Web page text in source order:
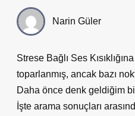
Narin Güler
Strese Bağlı Ses
toparlanmış, ancak bazı
Daha önce denk geldiğim
İşte arama sonuçları